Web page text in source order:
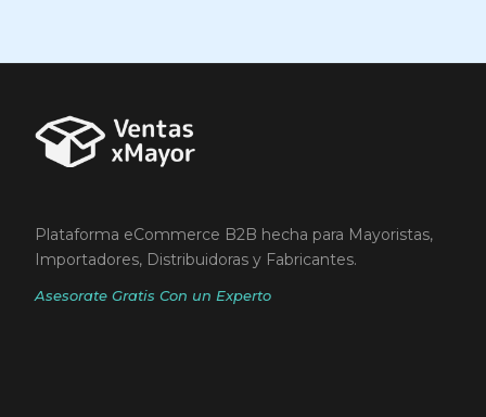
Plataforma eCommerce B2B hecha para Mayoristas,
Importadores, Distribuidoras y Fabricantes.
Asesorate Gratis Con un Experto